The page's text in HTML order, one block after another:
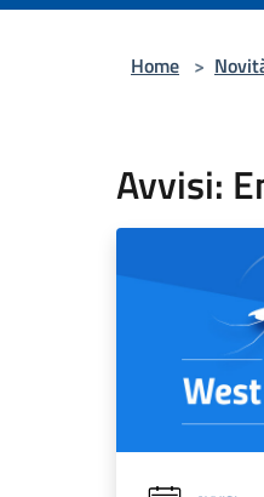
Home >
Avvisi: